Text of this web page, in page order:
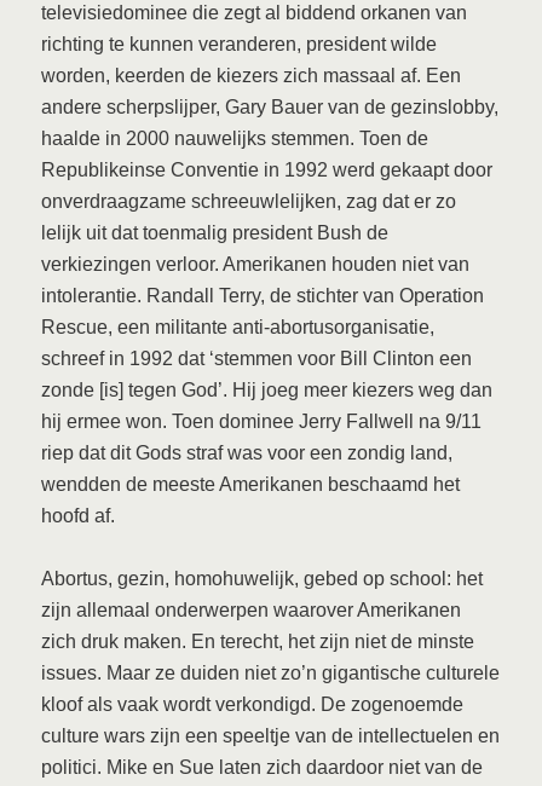
televisiedominee die zegt al biddend orkanen van
richting te kunnen veranderen, president wilde
worden, keerden de kiezers zich massaal af. Een
andere scherpslijper, Gary Bauer van de gezinslobby,
haalde in 2000 nauwelijks stemmen. Toen de
Republikeinse Conventie in 1992 werd gekaapt door
onverdraagzame schreeuwlelijken, zag dat er zo
lelijk uit dat toenmalig president Bush de
verkiezingen verloor. Amerikanen houden niet van
intolerantie. Randall Terry, de stichter van Operation
Rescue, een militante anti-abortusorganisatie,
schreef in 1992 dat ‘stemmen voor Bill Clinton een
zonde [is] tegen God’. Hij joeg meer kiezers weg dan
hij ermee won. Toen dominee Jerry Fallwell na 9/11
riep dat dit Gods straf was voor een zondig land,
wendden de meeste Amerikanen beschaamd het
hoofd af.
Abortus, gezin, homohuwelijk, gebed op school: het
zijn allemaal onderwerpen waarover Amerikanen
zich druk maken. En terecht, het zijn niet de minste
issues. Maar ze duiden niet zo’n gigantische culturele
kloof als vaak wordt verkondigd. De zogenoemde
culture wars zijn een speeltje van de intellectuelen en
politici. Mike en Sue laten zich daardoor niet van de